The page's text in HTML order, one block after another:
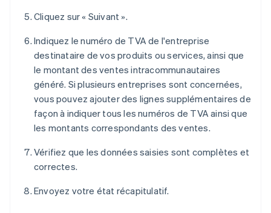
Cliquez sur « Suivant ».
Indiquez le numéro de TVA de l'entreprise
destinataire de vos produits ou services, ainsi que
le montant des ventes intracommunautaires
généré. Si plusieurs entreprises sont concernées,
vous pouvez ajouter des lignes supplémentaires de
façon à indiquer tous les numéros de TVA ainsi que
les montants correspondants des ventes.
Vérifiez que les données saisies sont complètes et
correctes.
Envoyez votre état récapitulatif.